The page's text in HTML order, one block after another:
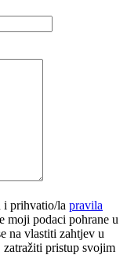
i prihvatio/la pravila
moji podaci pohrane u
na vlastiti zahtjev u
pristup svojim